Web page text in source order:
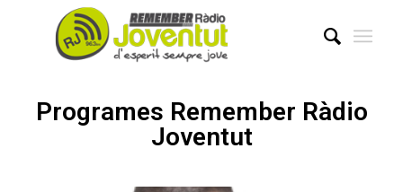
Programes Remember Ràdio
Joventut